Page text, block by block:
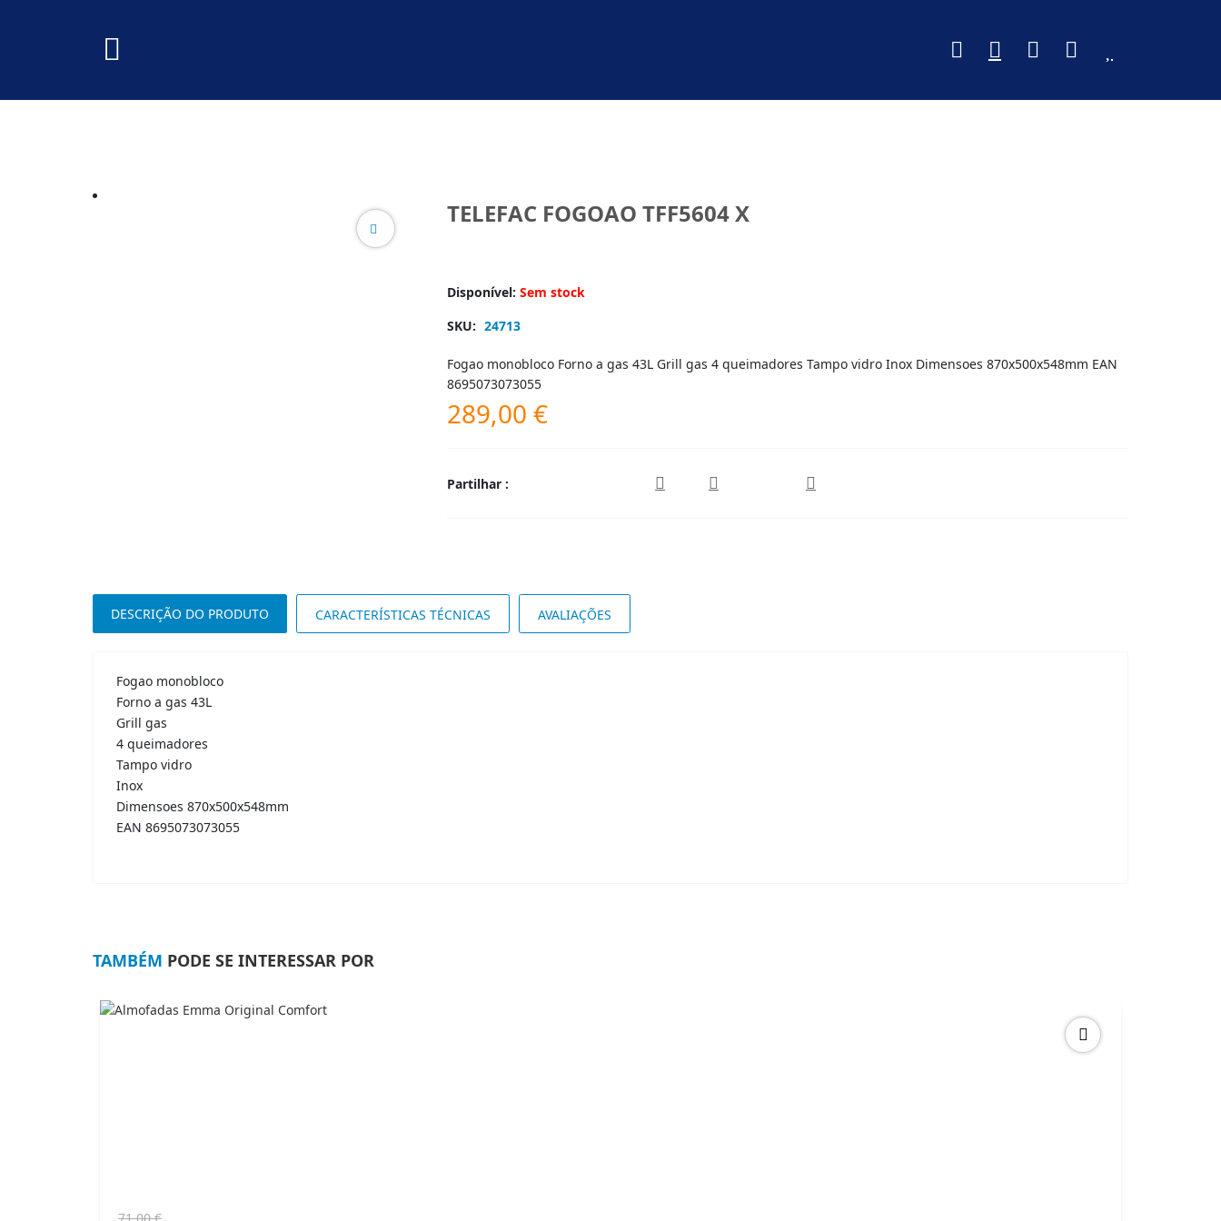
TELEFAC FOGOAO TFF5604 X
Disponível: Sem stock
SKU: 24713
Fogao monobloco Forno a gas 43L Grill gas 4 queimadores Tampo vidro Inox Dimensoes 870x500x548mm EAN
8695073073055
289,00 €
Partilhar :
DESCRIÇÃO DO PRODUTO CARACTERÍSTICAS TÉCNICAS AVALIAÇÕES
Fogao monobloco
Forno a gas 43L
Grill gas
4 queimadores
Tampo vidro
Inox
Dimensoes 870x500x548mm
EAN 8695073073055
TAMBÉM PODE SE INTERESSAR POR